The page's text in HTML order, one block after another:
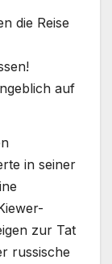
die Reise
auf
in seiner
zur Tat
russische